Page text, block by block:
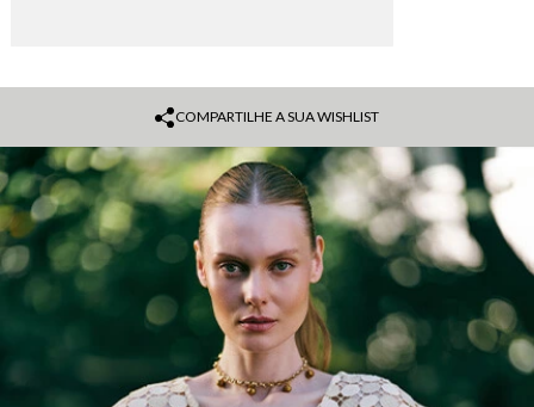
COMPARTILHE A SUA WISHLIST